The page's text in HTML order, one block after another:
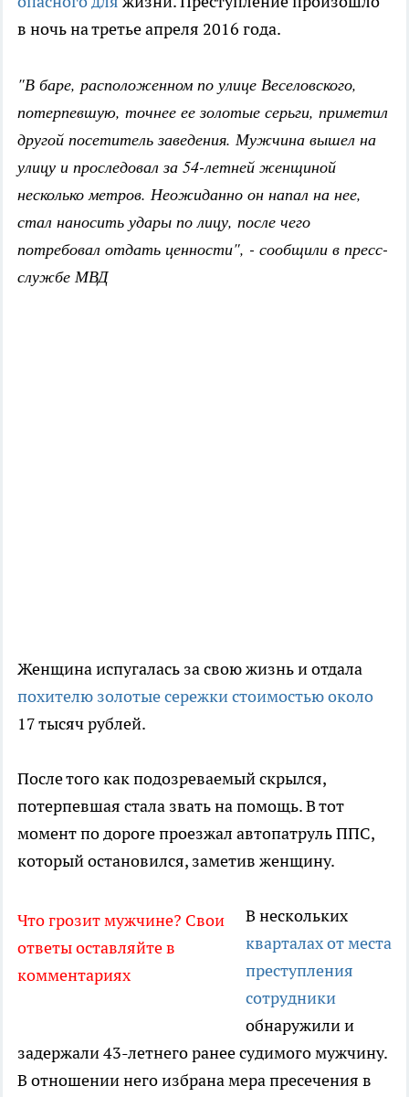
в ночь на третье апреля 2016 года.
"В баре, расположенном по улице Веселовского,
потерпевшую, точнее ее золотые серьги, приметил
другой посетитель заведения. Мужчина вышел на
улицу и проследовал за 54-летней женщиной
несколько метров. Неожиданно он напал на нее,
стал наносить удары по лицу, после чего
потребовал отдать ценности", - сообщили в пресс-
службе МВД
Женщина испугалась за свою жизнь и отдала
похителю золотые сережки стоимостью около
17 тысяч рублей.
После того как подозреваемый скрылся,
потерпевшая стала звать на помощь. В тот
момент по дороге проезжал автопатруль ППС,
который остановился, заметив женщину.
Что грозит мужчине? Свои
ответы оставляйте в
комментариях
В нескольких
кварталах от места
преступления
сотрудники
обнаружили и
задержали 43-летнего ранее судимого мужчину.
В отношении него избрана мера пресечения в